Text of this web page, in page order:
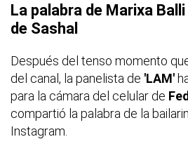
La palabra de Marixa
de Sashal
Después del tenso momento
del canal, la panelista de 'LAM'
para la cámara del celular de
compartió la palabra de la
Instagram.